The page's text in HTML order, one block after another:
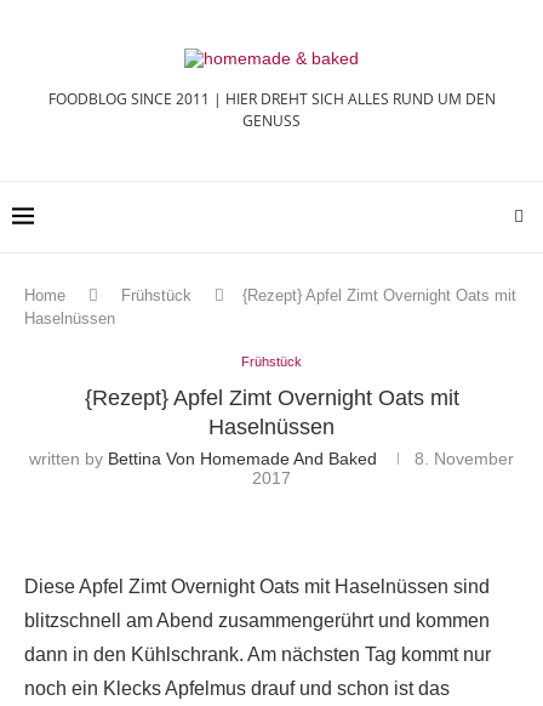
FOODBLOG SINCE 2011 | HIER DREHT SICH ALLES RUND UM DEN
GENUSS
Home Frühstück
{Rezept} Apfel Zimt Overnight Oats mit
Haselnüssen
Frühstück
{Rezept} Apfel Zimt Overnight Oats mit
Haselnüssen
written by Bettina Von Homemade And Baked
8. November
2017
Diese Apfel Zimt Overnight Oats mit Haselnüssen sind
blitzschnell am Abend zusammengerührt und kommen
dann in den Kühlschrank. Am nächsten Tag kommt nur
noch ein Klecks Apfelmus drauf und schon ist das